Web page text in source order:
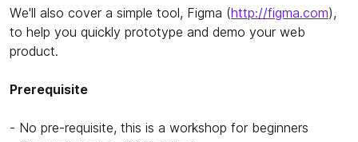
We'll also cover a simple tool, Figma (http://figma.com),
to help you quickly prototype and demo your web
product.
Prerequisite
- No pre-requisite, this is a workshop for beginners